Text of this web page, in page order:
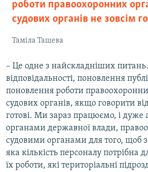
роботи правоохоронних
судових органів не зовсім
Таміла Ташева
– Це одне з найскладніших
відповідальності, поновлення
поновлення роботи
судових органів, якщо говорити
готові. Ми зараз працюємо, і дуже
органами державної влади,
судовими органами для того, щоб
яка кількість персоналу потрібна
їх роботи, які територіальні